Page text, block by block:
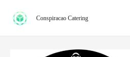
para
Conspiracao Catering